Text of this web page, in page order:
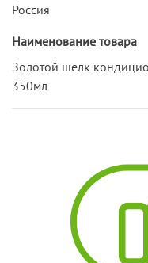
Россия
Наименование товара
Золотой шелк
350мл